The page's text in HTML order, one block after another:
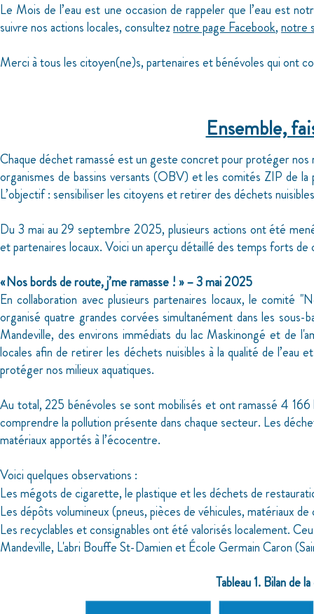
Le Mois de l’eau est une occasion de rappeler que l’eau est
suivre nos actions locales, consulteznotre page Facebook,notre
Merci à tous les citoyen(ne)s, partenaires et bénévoles qui ont
Ensemble,
Chaque déchet ramassé est un geste concret pour protéger
organismes de bassins versants (OBV) et les comités ZIP de
L’objectif : sensibiliser les citoyens et retirer des déchets
Du 3 mai au 29 septembre 2025, plusieurs actions ont été
et partenaires locaux. Voici un aperçu détaillé des temps forts
« Nos bords de route, j’me ramasse ! » – 3 mai 2025
En collaboration avec plusieurs partenaires locaux, le comité
organisé quatre grandes corvées simultanément dans les
Mandeville, des environs immédiats du lac Maskinongé et de
locales afin de retirer les déchets nuisibles à la qualité de l’eau
protéger nos milieux aquatiques.
Au total, 225 bénévoles se sont mobilisés et ont ramassé 4
comprendre la pollution présente dans chaque secteur. Les
matériaux apportés à l’écocentre.
Voici quelques observations :
­Les mégots de cigarette, le plastique et les déchets de
­Les dépôts volumineux (pneus, pièces de véhicules, matériaux
­Les recyclables et consignables ont été valorisés localement.
Mandeville, L'abri Bouffe St-Damien et École Germain Caron
Tableau 1. Bilan de